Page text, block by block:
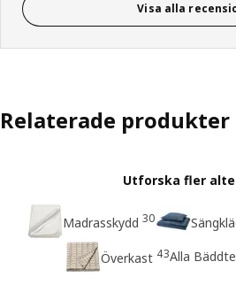
Visa alla
Relaterade produkter
Utforska fler
Madrasskydd 30
Överkast 43Alla